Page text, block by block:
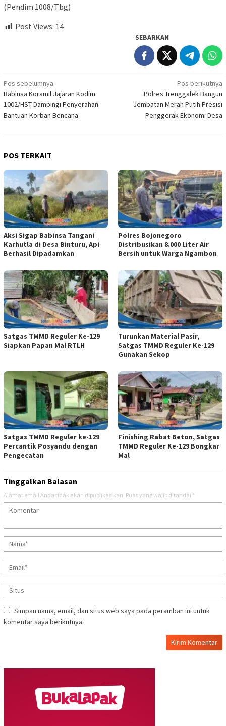
(Pendim 1008/Tbg)
Post Views: 14
SEBARKAN
Navigasi
pos
Pos sebelumnya
Babinsa Koramil Jajaran Kodim
1002/HST Dampingi Penyerahan
Bantuan Korban Bencana
Pos berikutnya
Polres Trenggalek Bangun
Jembatan Merah Putih Presisi
Penggerak Ekonomi Desa
POS TERKAIT
Aksi Sigap Babinsa Tangani
Karhutla di Desa Binturu, Api
Berhasil Dipadamkan
Polres Bojonegoro
Distribusikan 8.000 Liter Air
Bersih untuk Warga Ngambon
Satgas TMMD Reguler Ke-129
Siapkan Papan Mal RTLH
Turunkan Material Pasir,
Satgas TMMD Reguler Ke-129
Gunakan Sekop
Satgas TMMD Reguler ke-129
Percantik Posyandu dengan
Pengecatan
Finishing Rabat Beton, Satgas
TMMD Reguler Ke-129 Bongkar
Mal
Tinggalkan Balasan
Alamat email Anda tidak akan dipublikasikan. Ruas yang wajib ditandai *
Simpan nama, email, dan situs web saya pada peramban ini untuk
komentar saya berikutnya.